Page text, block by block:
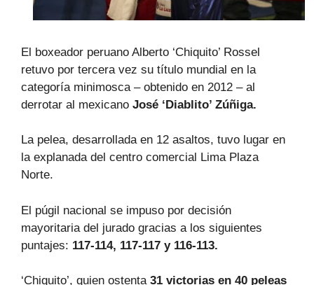
El boxeador peruano Alberto ‘Chiquito’ Rossel
retuvo por tercera vez su título mundial en la
categoría minimosca – obtenido en 2012 – al
derrotar al mexicano José ‘Diablito’ Zúñiga.
La pelea, desarrollada en 12 asaltos, tuvo lugar en
la explanada del centro comercial Lima Plaza
Norte.
El púgil nacional se impuso por decisión
mayoritaria del jurado gracias a los siguientes
puntajes: 117-114, 117-117 y 116-113.
‘Chiquito’, quien ostenta 31 victorias en 40 peleas